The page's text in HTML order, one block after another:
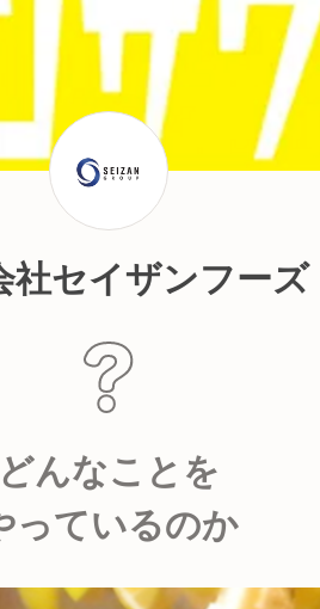
社セイザンフーズ
んなことを
っているのか